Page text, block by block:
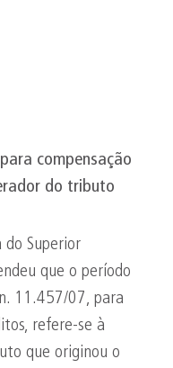
compensação
do tributo
do Superior
que o período
11.457/07, para
refere-se à
que originou o